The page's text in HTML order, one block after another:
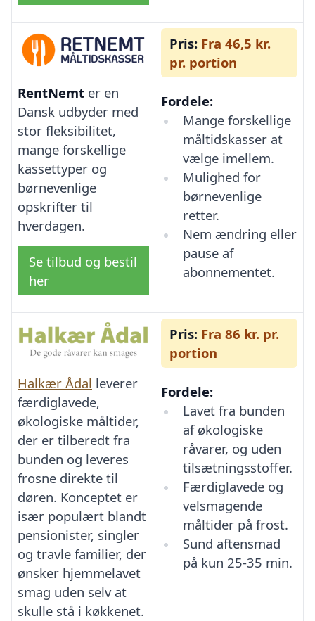
RentNemt er en
Dansk udbyder med
stor fleksibilitet,
mange forskellige
kassettyper og
børnevenlige
opskrifter til
hverdagen.
Se tilbud og bestil
her
Pris: Fra 46,5 kr.
pr. portion
Fordele:
Mange forskellige
måltidskasser at
vælge imellem.
Mulighed for
børnevenlige
retter.
Nem ændring eller
pause af
abonnementet.
Halkær Ådal leverer
færdiglavede,
økologiske måltider,
der er tilberedt fra
bunden og leveres
frosne direkte til
døren. Konceptet er
især populært blandt
pensionister, singler
og travle familier, der
ønsker hjemmelavet
smag uden selv at
skulle stå i køkkenet.
Pris: Fra 86 kr. pr.
portion
Fordele:
Lavet fra bunden
af økologiske
råvarer, og uden
tilsætningsstoffer.
Færdiglavede og
velsmagende
måltider på frost.
Sund aftensmad
på kun 25-35 min.